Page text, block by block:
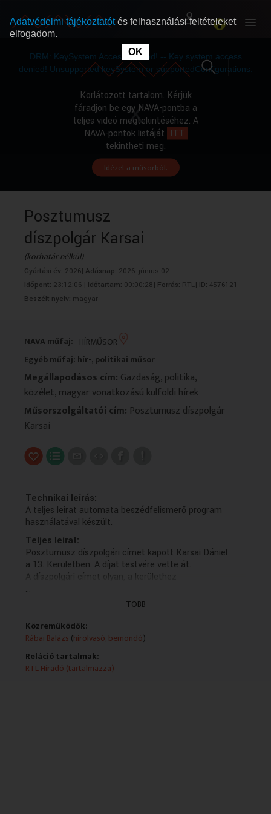
RÓLUNK
RÓLUNK
DRM: KeySystem Access Denied! -- Key system access
denied! Unsupported keySystem or supportedConfigurations.
Korlátozott tartalom. Kérjük
fáradjon be egy NAVA-pontba a
teljes videó megtekintéséhez. A
NAVA-pontok listáját ITT
tekintheti meg.
Idézet a műsorból.
Posztumusz
díszpolgár Karsai
(korhatár nélkül)
Gyártási év: 2026| Adásnap: 2026. június 02.
Időpont: 23:12:06 | Időtartam: 00:00:28| Forrás: RTL| ID: 4576121
Beszélt nyelv: magyar
NAVA műfaj: HÍRMŰSOR
Egyéb műfaj: hír-, politikai műsor
Megállapodásos cím: Gazdaság, politika,
közélet, magyar vonatkozású külföldi hírek
Műsorszolgáltatói cím: Posztumusz díszpolgár
Karsai
Technikai leírás:
A teljes leirat automata beszédfelismerő program
használatával készült.
Teljes leirat:
Posztumusz díszpolgári címet kapott Karsai Dániel
a 13. Kerületben. A díjat testvére vette át.
A díszpolgári címet olyan, a kerülethez
köthető közéleti személyiségek kapják,
akik kiemelkedő teljesítményt nyújtottak.
vagyis az eutanázia ügyében ilyennek találta
a helyi vezetés.
dalszerző, énekes és Hernádi Judit színésznő is.
...
TÖBB
Közreműködők:
Rábai Balázs (hírolvasó, bemondó)
Reláció tartalmak:
RTL Híradó (tartalmazza)
Adatvédelmi tájékoztatótés felhasználási feltételeket
elfogadom.
OK